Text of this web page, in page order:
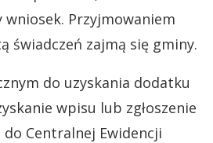
wniosek. Przyjmowaniem
świadczeń zajmą się gminy.
do uzyskania dodatku
wpisu lub zgłoszenie
do Centralnej Ewidencji